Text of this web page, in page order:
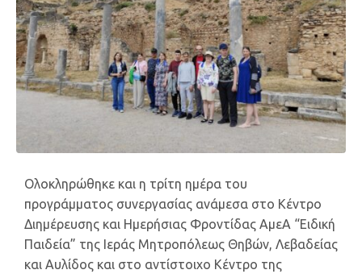
Ολοκληρώθηκε και η τρίτη ημέρα του
προγράμματος συνεργασίας ανάμεσα στο Κέντρο
Διημέρευσης και Ημερήσιας Φροντίδας ΑμεΑ “Ειδική
Παιδεία” της Ιεράς Μητροπόλεως Θηβών, Λεβαδείας
και Αυλίδος και στο αντίστοιχο Κέντρο της